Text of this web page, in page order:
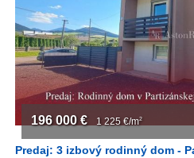
Predaj: 3 izbový rodinný dom -
196 000 € 1 225 €/m2